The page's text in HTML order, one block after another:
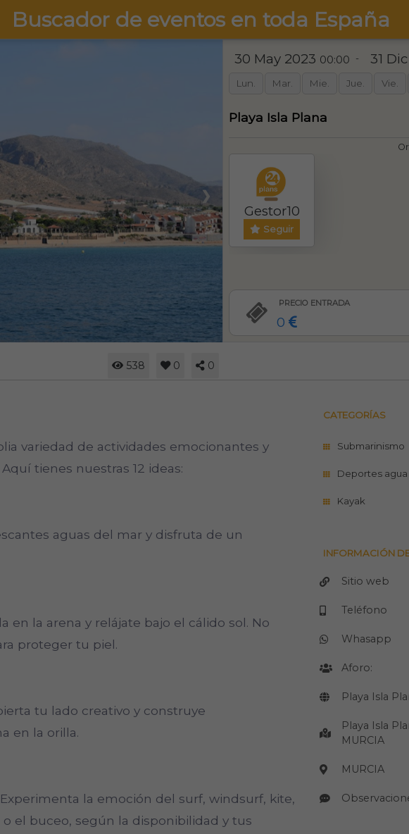
Buscador de eventos en toda España
❯
30 May 2023 00:00 - 31
Lun. Mar. Mie. Jue. Vie.
Playa Isla Plana
Gestor10
Seguir
PRECIO ENTRADA
0
538 0 0
variedad de actividades emocionantes y
tienes nuestras 12 ideas:
aguas del mar y disfruta de un
en la arena y relájate bajo el cálido sol. No
proteger tu piel.
tu lado creativo y construye
en la orilla.
la emoción del surf, windsurf, kite,
el buceo, según la disponibilidad y tus
CATEGORÍAS
Submarinismo
Deportes agua
Kayak
INFORMACIÓN
Sitio web
Teléfono
Whasapp
Aforo:
Playa Isla
Playa Isla
MURCIA
MURCIA